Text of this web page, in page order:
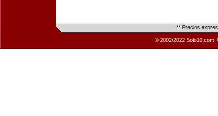
** Precios
© 2002/2022 Solo10.com